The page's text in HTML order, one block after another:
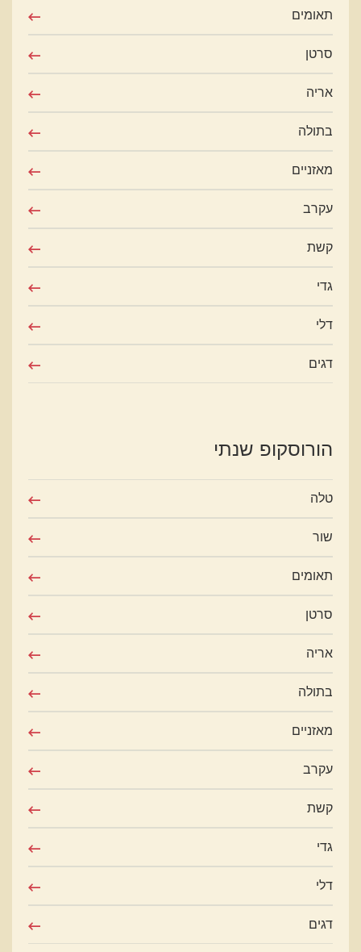
תאומים
סרטן
אריה
בתולה
מאזניים
עקרב
קשת
גדי
דלי
דגים
הורוסקופ שנתי
טלה
שור
תאומים
סרטן
אריה
בתולה
מאזניים
עקרב
קשת
גדי
דלי
דגים